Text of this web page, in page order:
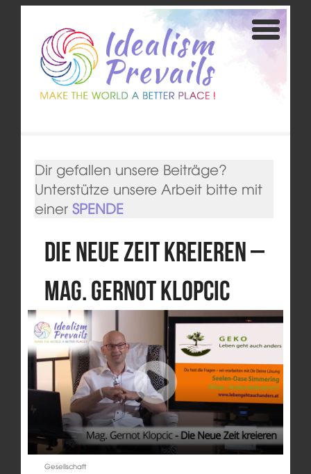
Dir gefallen unsere Beiträge?
Unterstütze unsere Arbeit bitte mit
einer SPENDE
Die Neue Zeit kreieren –
Mag. Gernot Klopcic
Gesellschaft